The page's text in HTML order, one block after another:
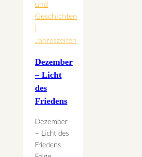
und
Geschichten
Jahreszeiten
Dezember
– Licht
des
Friedens
Dezember
– Licht des
Friedens